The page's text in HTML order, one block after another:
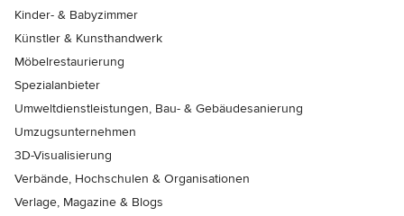
Kinder- & Babyzimmer
Künstler & Kunsthandwerk
Möbelrestaurierung
Spezialanbieter
Umweltdienstleistungen, Bau- & Gebäudesanierung
Umzugsunternehmen
3D-Visualisierung
Verbände, Hochschulen & Organisationen
Verlage, Magazine & Blogs